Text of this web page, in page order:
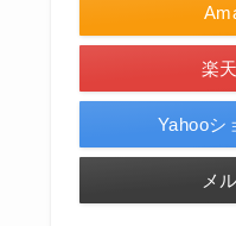
楽
Yahooシ
メ